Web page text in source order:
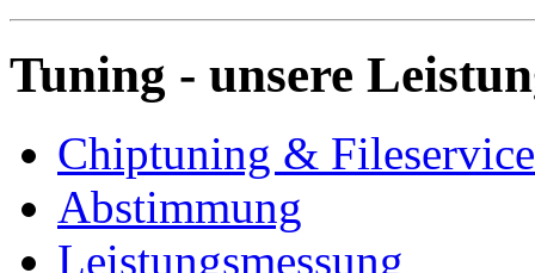
Tuning - unsere
Chiptuning & Fileservice
Abstimmung
Leistungsmessung